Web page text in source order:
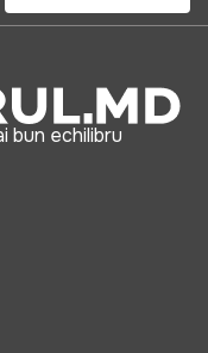
bun echilibru